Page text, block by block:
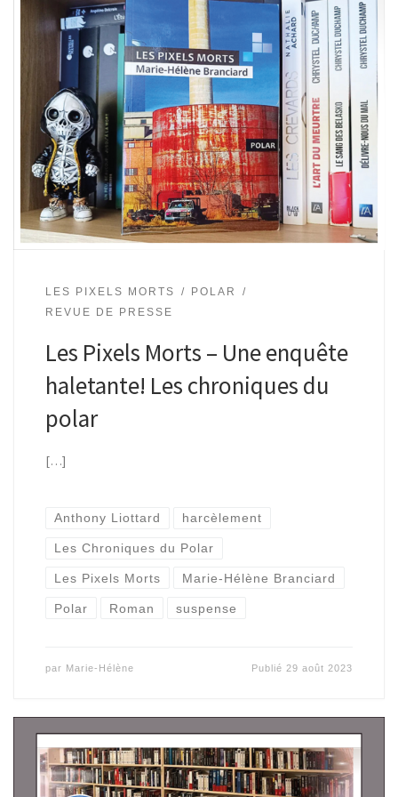
LES PIXELS MORTS
POLAR
REVUE DE PRESSE
Les Pixels Morts – Une enquête
haletante! Les chroniques du
polar
[…]
Anthony Liottard harcèlement
Les Chroniques du Polar
Les Pixels Morts Marie-Hélène Branciard
Polar Roman suspense
par Marie-Hélène Publié 29 août 2023